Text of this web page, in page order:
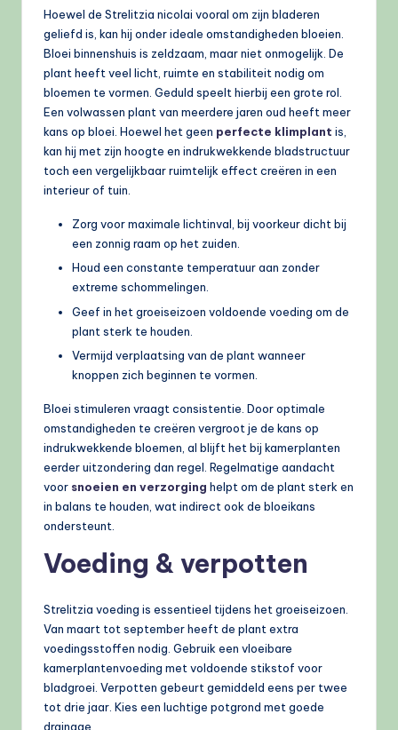
Hoewel de Strelitzia nicolai vooral om zijn bladeren
geliefd is, kan hij onder ideale omstandigheden bloeien.
Bloei binnenshuis is zeldzaam, maar niet onmogelijk. De
plant heeft veel licht, ruimte en stabiliteit nodig om
bloemen te vormen. Geduld speelt hierbij een grote rol.
Een volwassen plant van meerdere jaren oud heeft meer
kans op bloei. Hoewel het geen perfecte klimplant is,
kan hij met zijn hoogte en indrukwekkende bladstructuur
toch een vergelijkbaar ruimtelijk effect creëren in een
interieur of tuin.
Zorg voor maximale lichtinval, bij voorkeur dicht bij
een zonnig raam op het zuiden.
Houd een constante temperatuur aan zonder
extreme schommelingen.
Geef in het groeiseizoen voldoende voeding om de
plant sterk te houden.
Vermijd verplaatsing van de plant wanneer
knoppen zich beginnen te vormen.
Bloei stimuleren vraagt consistentie. Door optimale
omstandigheden te creëren vergroot je de kans op
indrukwekkende bloemen, al blijft het bij kamerplanten
eerder uitzondering dan regel. Regelmatige aandacht
voor snoeien en verzorging helpt om de plant sterk en
in balans te houden, wat indirect ook de bloeikans
ondersteunt.
Voeding & verpotten
Strelitzia voeding is essentieel tijdens het groeiseizoen.
Van maart tot september heeft de plant extra
voedingsstoffen nodig. Gebruik een vloeibare
kamerplantenvoeding met voldoende stikstof voor
bladgroei. Verpotten gebeurt gemiddeld eens per twee
tot drie jaar. Kies een luchtige potgrond met goede
drainage.